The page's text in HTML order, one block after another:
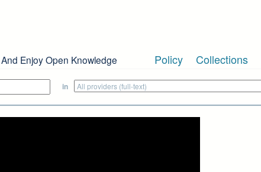
Enjoy Open Knowledge Policy Collections
in